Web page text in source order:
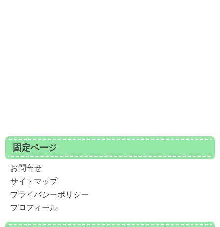
固定ページ
お問合せ
サイトマップ
プライバシーポリシー
プロフィール